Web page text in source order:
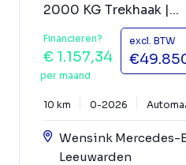
2000 KG Trekhaak |...
Financieren?
€ 1.157,34
per maand
excl. BTW
10 km 0-2026
Wensink Mercedes-
Leeuwarden